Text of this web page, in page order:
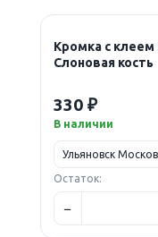
Кромка с
Слоновая кость
330 ₽
В наличии
Остаток: